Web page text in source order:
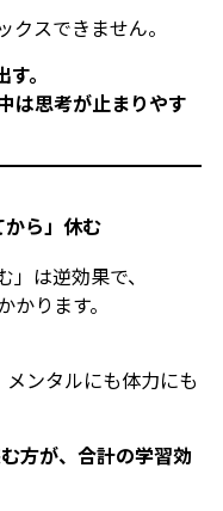
スできません。
。
は思考が止まりやす
から」休む
は逆効果で、
ります。
ンタルにも体力にも
方が、合計の学習効